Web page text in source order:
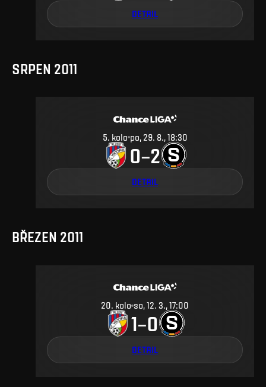
DETAIL
SRPEN 2011
5. kolo po, 29. 8., 18:30
0–2
DETAIL
BŘEZEN 2011
20. kolo so, 12. 3., 17:00
1–0
DETAIL